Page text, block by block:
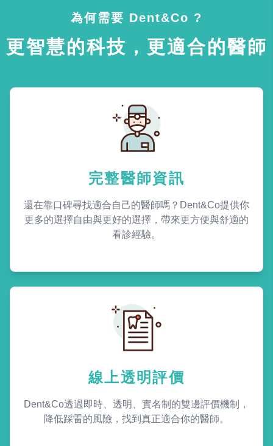
為何需要 Dent&Co ?
更智慧的科技，更適合的醫師
完整醫師資訊
還在靠口碑尋找適合自己的醫師嗎？Dent&Co提供你
更多的選擇自由與更好的選擇，帶來更方便與舒適的
看診經驗。
線上透明評價
Dent&Co透過即時、透明、實名制的雙邊評價機制，
降低踩雷的風險，找到真正適合你的醫師。